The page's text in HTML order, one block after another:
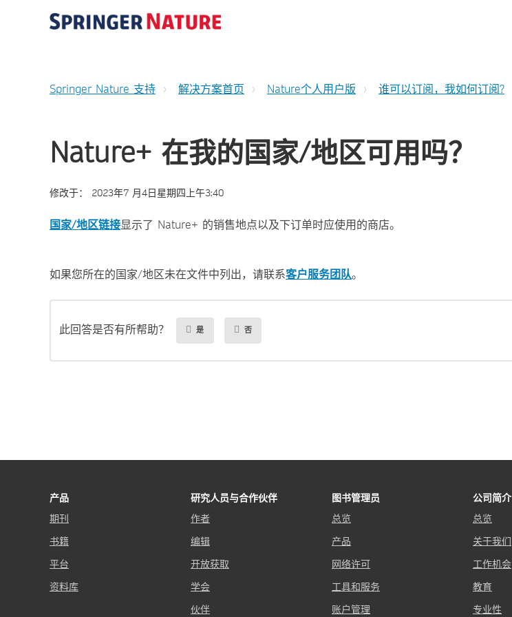
Springer Nature 支持 解决方案首页 Nature个人用户版 谁可以订阅，我如何订阅?
Nature+ 在我的国家/地区可用吗？
修改于： 2023年7 月4日星期四上午3:40
国家/地区链接显示了 Nature+ 的销售地点以及下订单时应使用的商店。
如果您所在的国家/地区未在文件中列出，请联系客户服务团队。
此回答是否有所帮助？ 是 否
产品
期刊
书籍
平台
资料库
研究人员与合作伙伴
作者
编辑
开放获取
学会
伙伴
图书管理员
总览
产品
网络许可
工具和服务
账户管理
公司简介
总览
关于我们
工作机会
教育
专业性